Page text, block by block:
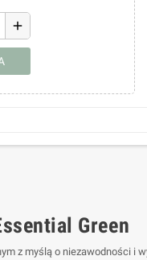
add
Green
z myślą o niezawodności i